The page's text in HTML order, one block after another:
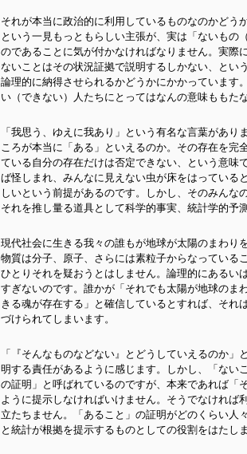
それが本当に政治的に利用しているものなのかどう
という一見もっともらしい主張が、実は「ないもの
のであることに気が付かなければなりません。実際
ないことはその状況証拠で説明するしかない、とい
論理的に納得させられるかどうかにかかっています
い（できない）人たちにとってはなんの意味ももた
「我思う、ゆえに我あり」という有名な言葉があ
ころが本当に「ある」といえるのか。その存在を
ている自分の存在だけは否定できない、という意味
ば怪しまれ、みんなに見えない虫が床をはっている
しいという前提があるのです。しかし、そのみんな
それを推し量る道具として科学的事実、統計学的予
現代社会に生きる我々の誰もが地球が太陽のまわり
物質は分子、原子、さらには素粒子からなっている
ひとりそれを疑おうとはしません。論理的にあるい
すぎないのです。誰かが「それでも太陽が地球のま
きる魂が存在する」と確信しているとすれば、そ
づけられてしまいます。
「『そんなものなどない』とどうしていえるのか
明する責任があるように感じます。しかし、「ない
の証明」と呼ばれているのですが、本来であれば「
ように提示しなければいけません。そうでなければ
立たちません。「あること」の証明がどのくらい人
と統計が根拠を提示するものとしての役割をはたしま